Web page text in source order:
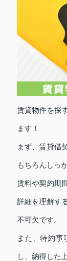
賃貸物件を探
ます！
まず、賃貸借
もちろんしっ
賃料や契約期
詳細を理解す
不可欠です。
また、特約事
し、納得した